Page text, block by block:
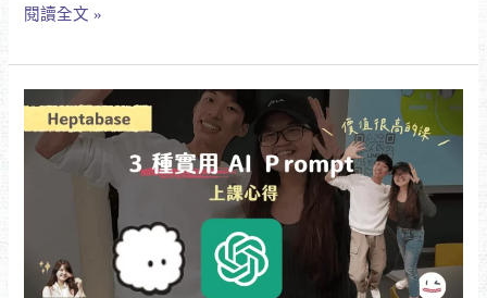
閱讀全文 »
上
完
林